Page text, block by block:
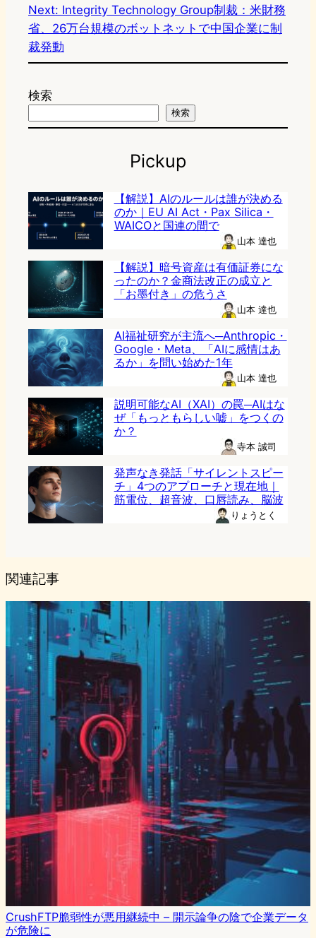
Next: Integrity Technology Group制裁：米財務
省、26万台規模のボットネットで中国企業に制
裁発動
検索
検索
Pickup
【解説】AIのルールは誰が決める
のか｜EU AI Act・Pax Silica・
WAICOと国連の間で
山本 達也
【解説】暗号資産は有価証券にな
ったのか？金商法改正の成立と
「お墨付き」の危うさ
山本 達也
AI福祉研究が主流へ─Anthropic・
Google・Meta、「AIに感情はあ
るか」を問い始めた1年
山本 達也
説明可能なAI（XAI）の罠─AIはな
ぜ「もっともらしい嘘」をつくの
か？
寺本 誠司
発声なき発話「サイレントスピー
チ」4つのアプローチと現在地｜
筋電位、超音波、口唇読み、脳波
りょうとく
関連記事
CrushFTP脆弱性が悪用継続中 – 開示論争の陰で企業データ
が危険に